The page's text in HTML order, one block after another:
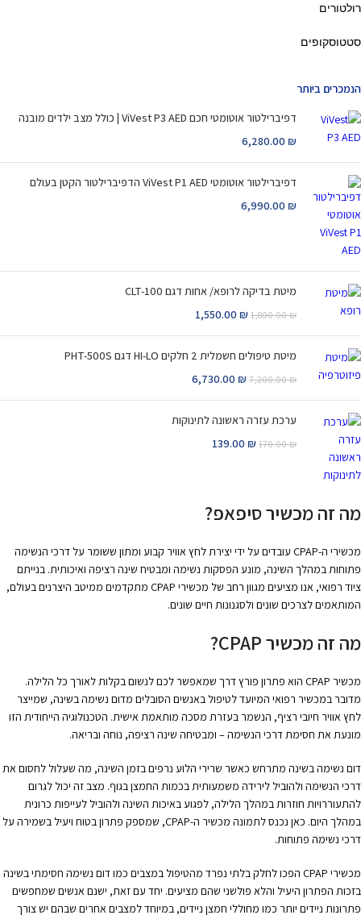
רולטורים
סטטוסקופים
הנמכרים ביותר
דפיברילטור אוטומטי חכם ViVest P3 AED | כולל מצב ילדים מובנה
6,280.00 ₪
דפיברילטור אוטומטי ViVest P1 AED הדפיברילטור הקטן בעולם
6,990.00 ₪
מיטת בדיקה לרופא/ אחות דגם CLT-100
1,800.00₪
1,550.00 ₪
מיטת טיפולים חשמלית 2 חלקים HI-LO דגם PHT-500S
7,200.00₪
6,730.00 ₪
ערכת עזרה ראשונה לתינוקות
170.00₪
139.00 ₪
מה זה מכשיר סיפאפ?
מכשירי ה-CPAP עובדים על ידי יצירת לחץ אוויר קבוע ומתון ששומר על דרכי הנשימה
פתוחות במהלך השינה, מונע הפסקות נשימה ומבטיח שינה רציפה ואיכותית. בנייתם
ציוד רפואי, אנו מציעים מגוון רחב של מכשירי CPAP מתקדמים ממיטב היצרנים בעולם,
המותאמים לצרכים שונים ולסגנונות חיים שונים.
מה זה מכשיר CPAP?
מכשיר CPAP הוא פתרון פורץ דרך שמאפשר לכם לנשום בקלות לאורך כל הלילה.
מדובר במכשיר רפואי המיועד לטיפול באנשים הסובלים מדום נשימה בשינה, שמייצר
לחץ אוויר חיובי רציף, הנשמר בעזרת מסכה מותאמת אישית. הטכנולוגיה הייחודית הזו
מונעת את חסימת דרכי הנשימה – ומבטיחה שינה רציפה, נוחה ובריאה.
דום נשימה בשינה מתרחש כאשר שרירי הלוע נרפים בזמן השינה, מה שעלול לחסום את
דרכי הנשימה ולהוביל לירידה משמעותית בכמות החמצן בגוף. מצב זה יכול לגרום
להתעוררויות חוזרות במהלך הלילה, לפגוע באיכות השינה ולהוביל לעייפות כרונית
במהלך היום. כאן נכנס לתמונה מכשיר ה-CPAP, שמספק פתרון בטוח ויעיל בשמירה על
דרכי נשימה פתוחות.
מכשירי CPAP הפכו לחלק בלתי נפרד מהטיפול במצבים כמו דום נשימה חסימתי בשינה
בזכות הפתרון היעיל והלא פולשני שהם מציעים. יחד עם זאת, ישנם אנשים שמחפשים
פתרונות ניידים יותר כמו מחוללי חמצן ניידים, במיוחד למצבים אחרים שבהם יש צורך